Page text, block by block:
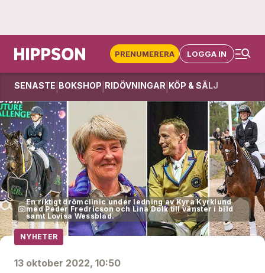
PRENUMERERA LOGGA IN
SENASTE BOKSHOP RIDÖVNINGAR KÖP & SÄLJ
En riktigt drömclinic under ledning av Kyra Kyrklund
med Peder Fredricson och Lina Dolk till vänster i bild
samt Lovisa Wessblad.
NYHETER
13 oktober 2022, 10:50